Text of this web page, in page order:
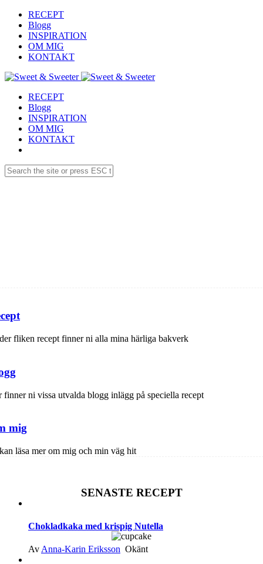
RECEPT
Blogg
INSPIRATION
OM MIG
KONTAKT
RECEPT
Blogg
INSPIRATION
OM MIG
KONTAKT
fliken recept finner ni alla mina härliga bakverk
finner ni vissa utvalda blogg inlägg på speciella recept
mig
läsa mer om mig och min väg hit
SENASTE RECEPT
Chokladkaka med krispig Nutella
Av Anna-Karin Eriksson Okänt